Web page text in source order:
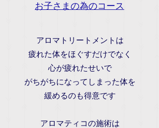
お子さまの為のコース
アロマトリートメントは
疲れた体をほぐすだけでなく
心が疲れたせいで
がちがちになってしまった体を
緩めるのも得意です
アロマティコの施術は